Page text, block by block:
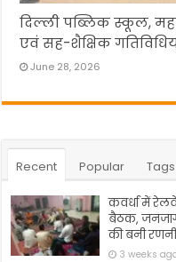
दिल्ली पब्लिक स्कूल,
एवं सह-शैक्षिक
June 28, 2026
Recent Popular Tags
कवर्धा में
बैठक,
की बनी
3 weeks